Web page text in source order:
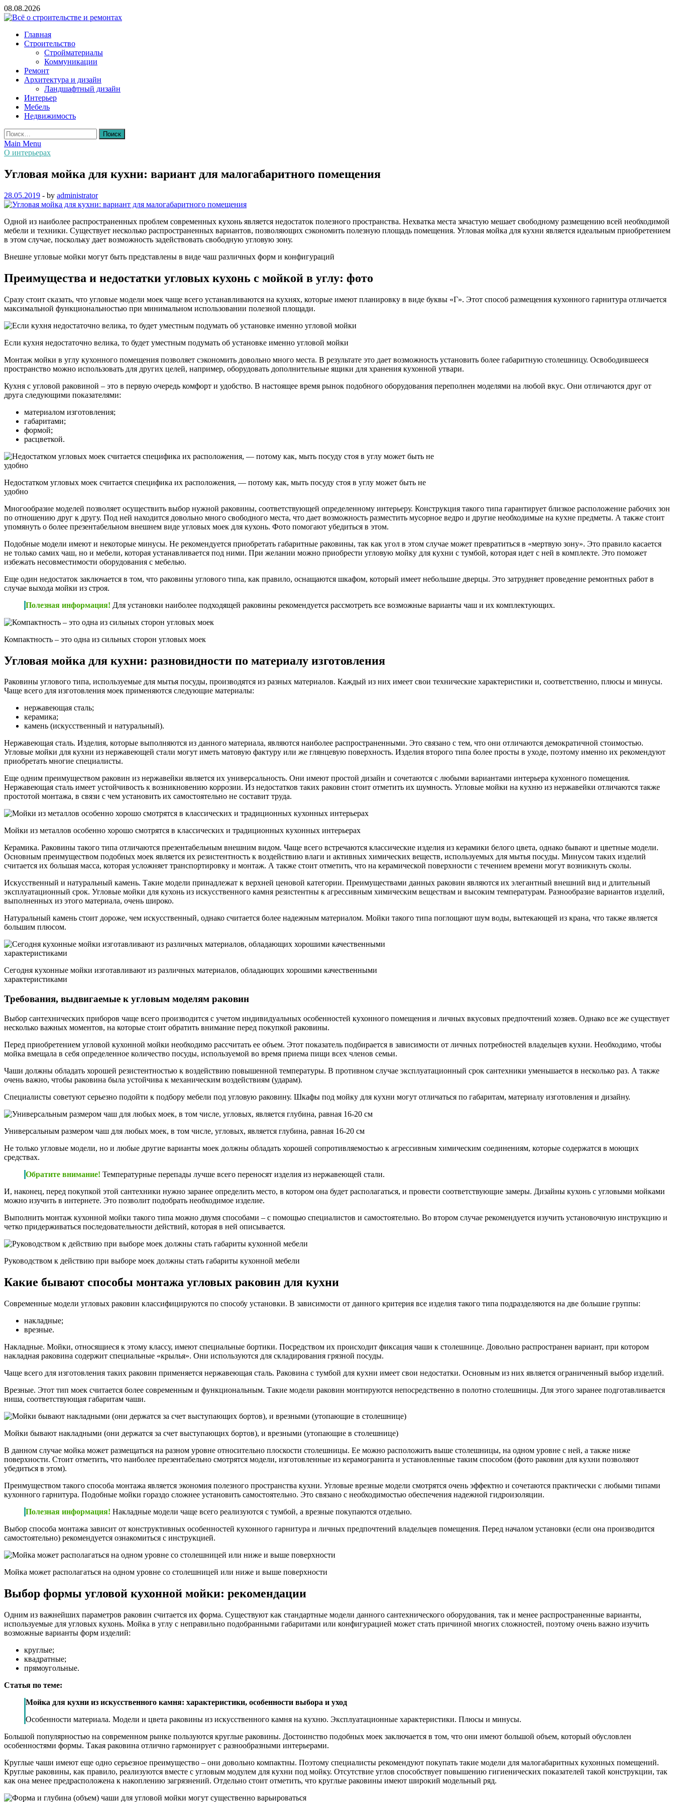
Skip
to
08.08.2026
Всё о строительстве и ремонтах
Главная
Строительство
Стройматериалы
Коммуникации
Ремонт
Архитектура и дизайн
Ландшафтный дизайн
Интерьер
Мебель
Недвижимость
Найти:
Main Menu
О интерьерах
Угловая мойка для кухни: вариант для малогабаритного помещения
28.05.2019 - by administrator
Одной из наиболее распространенных проблем современных кухонь является недостаток полезного пространства. Нехватка места зачастую мешает свободному размещению всей необходимой
мебели и техники. Существует несколько распространенных вариантов, позволяющих сэкономить полезную площадь помещения. Угловая мойка для кухни является идеальным приобретением
в этом случае, поскольку дает возможность задействовать свободную угловую зону.
Внешне угловые мойки могут быть представлены в виде чаш различных форм и конфигураций
Преимущества и недостатки угловых кухонь с мойкой в углу: фото
Сразу стоит сказать, что угловые модели моек чаще всего устанавливаются на кухнях, которые имеют планировку в виде буквы «Г». Этот способ размещения кухонного гарнитура отличается
максимальной функциональностью при минимальном использовании полезной площади.
Если кухня недостаточно велика, то будет уместным подумать об установке именно угловой мойки
Монтаж мойки в углу кухонного помещения позволяет сэкономить довольно много места. В результате это дает возможность установить более габаритную столешницу. Освободившееся
пространство можно использовать для других целей, например, оборудовать дополнительные ящики для хранения кухонной утвари.
Кухня с угловой раковиной – это в первую очередь комфорт и удобство. В настоящее время рынок подобного оборудования переполнен моделями на любой вкус. Они отличаются друг от
друга следующими показателями:
материалом изготовления;
габаритами;
формой;
расцветкой.
Недостатком угловых моек считается специфика их расположения, — потому как, мыть посуду стоя в углу может быть не
удобно
Многообразие моделей позволяет осуществить выбор нужной раковины, соответствующей определенному интерьеру. Конструкция такого типа гарантирует близкое расположение рабочих зон
по отношению друг к другу. Под ней находится довольно много свободного места, что дает возможность разместить мусорное ведро и другие необходимые на кухне предметы. А также стоит
упомянуть о более презентабельном внешнем виде угловых моек для кухонь. Фото помогают убедиться в этом.
Подобные модели имеют и некоторые минусы. Не рекомендуется приобретать габаритные раковины, так как угол в этом случае может превратиться в «мертвую зону». Это правило касается
не только самих чаш, но и мебели, которая устанавливается под ними. При желании можно приобрести угловую мойку для кухни с тумбой, которая идет с ней в комплекте. Это поможет
избежать несовместимости оборудования с мебелью.
Еще один недостаток заключается в том, что раковины углового типа, как правило, оснащаются шкафом, который имеет небольшие дверцы. Это затрудняет проведение ремонтных работ в
случае выхода мойки из строя.
Полезная информация! Для установки наиболее подходящей раковины рекомендуется рассмотреть все возможные варианты чаш и их комплектующих.
Компактность – это одна из сильных сторон угловых моек
Угловая мойка для кухни: разновидности по материалу изготовления
Раковины углового типа, используемые для мытья посуды, производятся из разных материалов. Каждый из них имеет свои технические характеристики и, соответственно, плюсы и минусы.
Чаще всего для изготовления моек применяются следующие материалы:
нержавеющая сталь;
керамика;
камень (искусственный и натуральный).
Нержавеющая сталь. Изделия, которые выполняются из данного материала, являются наиболее распространенными. Это связано с тем, что они отличаются демократичной стоимостью.
Угловые мойки для кухни из нержавеющей стали могут иметь матовую фактуру или же глянцевую поверхность. Изделия второго типа более просты в уходе, поэтому именно их рекомендуют
приобретать многие специалисты.
Еще одним преимуществом раковин из нержавейки является их универсальность. Они имеют простой дизайн и сочетаются с любыми вариантами интерьера кухонного помещения.
Нержавеющая сталь имеет устойчивость к возникновению коррозии. Из недостатков таких раковин стоит отметить их шумность. Угловые мойки на кухню из нержавейки отличаются также
простотой монтажа, в связи с чем установить их самостоятельно не составит труда.
Мойки из металлов особенно хорошо смотрятся в классических и традиционных кухонных интерьерах
Керамика. Раковины такого типа отличаются презентабельным внешним видом. Чаще всего встречаются классические изделия из керамики белого цвета, однако бывают и цветные модели.
Основным преимуществом подобных моек является их резистентность к воздействию влаги и активных химических веществ, используемых для мытья посуды. Минусом таких изделий
считается их большая масса, которая усложняет транспортировку и монтаж. А также стоит отметить, что на керамической поверхности с течением времени могут возникнуть сколы.
Искусственный и натуральный камень. Такие модели принадлежат к верхней ценовой категории. Преимуществами данных раковин являются их элегантный внешний вид и длительный
эксплуатационный срок. Угловые мойки для кухонь из искусственного камня резистентны к агрессивным химическим веществам и высоким температурам. Разнообразие вариантов изделий,
выполненных из этого материала, очень широко.
Натуральный камень стоит дороже, чем искусственный, однако считается более надежным материалом. Мойки такого типа поглощают шум воды, вытекающей из крана, что также является
большим плюсом.
Сегодня кухонные мойки изготавливают из различных материалов, обладающих хорошими качественными
характеристиками
Требования, выдвигаемые к угловым моделям раковин
Выбор сантехнических приборов чаще всего производится с учетом индивидуальных особенностей кухонного помещения и личных вкусовых предпочтений хозяев. Однако все же существует
несколько важных моментов, на которые стоит обратить внимание перед покупкой раковины.
Перед приобретением угловой кухонной мойки необходимо рассчитать ее объем. Этот показатель подбирается в зависимости от личных потребностей владельцев кухни. Необходимо, чтобы
мойка вмещала в себя определенное количество посуды, используемой во время приема пищи всех членов семьи.
Чаши должны обладать хорошей резистентностью к воздействию повышенной температуры. В противном случае эксплуатационный срок сантехники уменьшается в несколько раз. А также
очень важно, чтобы раковина была устойчива к механическим воздействиям (ударам).
Специалисты советуют серьезно подойти к подбору мебели под угловую раковину. Шкафы под мойку для кухни могут отличаться по габаритам, материалу изготовления и дизайну.
Универсальным размером чаш для любых моек, в том числе, угловых, является глубина, равная 16-20 см
Не только угловые модели, но и любые другие варианты моек должны обладать хорошей сопротивляемостью к агрессивным химическим соединениям, которые содержатся в моющих
средствах.
Обратите внимание! Температурные перепады лучше всего переносят изделия из нержавеющей стали.
И, наконец, перед покупкой этой сантехники нужно заранее определить место, в котором она будет располагаться, и провести соответствующие замеры. Дизайны кухонь с угловыми мойками
можно изучить в интернете. Это позволит подобрать необходимое изделие.
Выполнить монтаж кухонной мойки такого типа можно двумя способами – с помощью специалистов и самостоятельно. Во втором случае рекомендуется изучить установочную инструкцию и
четко придерживаться последовательности действий, которая в ней описывается.
Руководством к действию при выборе моек должны стать габариты кухонной мебели
Какие бывают способы монтажа угловых раковин для кухни
Современные модели угловых раковин классифицируются по способу установки. В зависимости от данного критерия все изделия такого типа подразделяются на две большие группы:
накладные;
врезные.
Накладные. Мойки, относящиеся к этому классу, имеют специальные бортики. Посредством их происходит фиксация чаши к столешнице. Довольно распространен вариант, при котором
накладная раковина содержит специальные «крылья». Они используются для складирования грязной посуды.
Чаще всего для изготовления таких раковин применяется нержавеющая сталь. Раковина с тумбой для кухни имеет свои недостатки. Основным из них является ограниченный выбор изделий.
Врезные. Этот тип моек считается более современным и функциональным. Такие модели раковин монтируются непосредственно в полотно столешницы. Для этого заранее подготавливается
ниша, соответствующая габаритам чаши.
Мойки бывают накладными (они держатся за счет выступающих бортов), и врезными (утопающие в столешнице)
В данном случае мойка может размещаться на разном уровне относительно плоскости столешницы. Ее можно расположить выше столешницы, на одном уровне с ней, а также ниже
поверхности. Стоит отметить, что наиболее презентабельно смотрятся модели, изготовленные из керамогранита и установленные таким способом (фото раковин для кухни позволяют
убедиться в этом).
Преимуществом такого способа монтажа является экономия полезного пространства кухни. Угловые врезные модели смотрятся очень эффектно и сочетаются практически с любыми типами
кухонного гарнитура. Подобные мойки гораздо сложнее установить самостоятельно. Это связано с необходимостью обеспечения надежной гидроизоляции.
Полезная информация! Накладные модели чаще всего реализуются с тумбой, а врезные покупаются отдельно.
Выбор способа монтажа зависит от конструктивных особенностей кухонного гарнитура и личных предпочтений владельцев помещения. Перед началом установки (если она производится
самостоятельно) рекомендуется ознакомиться с инструкцией.
Мойка может располагаться на одном уровне со столешницей или ниже и выше поверхности
Выбор формы угловой кухонной мойки: рекомендации
Одним из важнейших параметров раковин считается их форма. Существуют как стандартные модели данного сантехнического оборудования, так и менее распространенные варианты,
используемые для угловых кухонь. Мойка в углу с неправильно подобранными габаритами или конфигурацией может стать причиной многих сложностей, поэтому очень важно изучить
возможные варианты форм изделий:
круглые;
квадратные;
прямоугольные.
Статья по теме:
Мойка для кухни из искусственного камня: характеристики, особенности выбора и уход
Особенности материала. Модели и цвета раковины из искусственного камня на кухню. Эксплуатационные характеристики. Плюсы и минусы.
Большой популярностью на современном рынке пользуются круглые раковины. Достоинство подобных моек заключается в том, что они имеют большой объем, который обусловлен
особенностями формы. Такая раковина отлично гармонирует с разнообразными интерьерами.
Круглые чаши имеют еще одно серьезное преимущество – они довольно компактны. Поэтому специалисты рекомендуют покупать такие модели для малогабаритных кухонных помещений.
Круглые раковины, как правило, реализуются вместе с угловым модулем для кухни под мойку. Отсутствие углов способствует повышению гигиенических показателей такой конструкции, так
как она менее предрасположена к накоплению загрязнений. Отдельно стоит отметить, что круглые раковины имеют широкий модельный ряд.